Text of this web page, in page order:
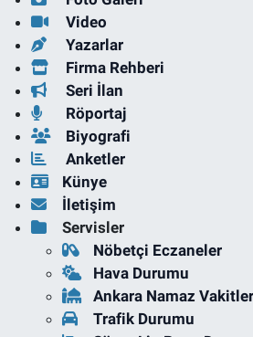
Video
Yazarlar
Firma Rehberi
Seri İlan
Röportaj
Biyografi
Anketler
Künye
İletişim
Servisler
Nöbetçi Eczaneler
Hava Durumu
Ankara Namaz
Trafik Durumu